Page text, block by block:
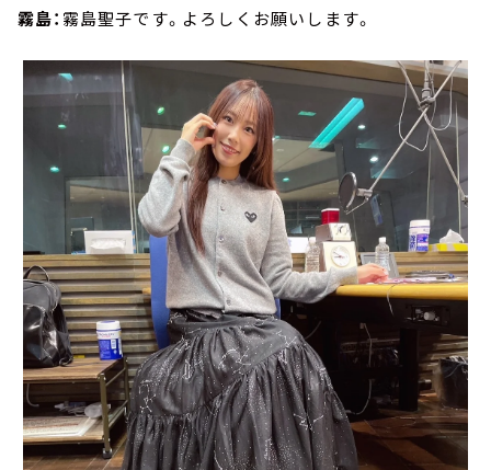
霧島： 霧島聖子です。よろしくお願いします。